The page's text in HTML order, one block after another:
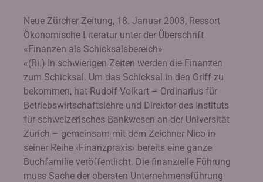
Neue Zürcher Zeitung, 18. Januar 2003, Ressort
Ökonomische Literatur unter der Überschrift
«Finanzen als Schicksalsbereich»
«(Ri.) In schwierigen Zeiten werden die Finanzen
zum Schicksal. Um das Schicksal in den Griff zu
bekommen, hat Rudolf Volkart – Ordinarius für
Betriebswirtschaftslehre und Direktor des Instituts
für schweizerisches Bankwesen an der Universität
Zürich – gemeinsam mit dem Zeichner Nico in
seiner Reihe ‹Finanzpraxis› bereits eine ganze
Buchfamilie veröffentlicht. Die finanzielle Führung
muss Sache der obersten Unternehmensführung